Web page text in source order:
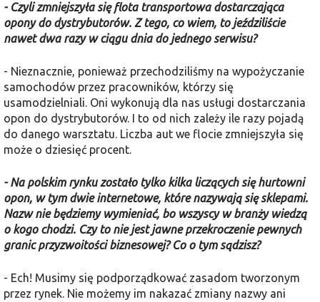
- Czyli zmniejszyła się flota transportowa dostarczająca
opony do dystrybutorów. Z tego, co wiem, to jeździliście
nawet dwa razy w ciągu dnia do jednego serwisu?
- Nieznacznie, ponieważ przechodziliśmy na wypożyczanie
samochodów przez pracowników, którzy się
usamodzielniali. Oni wykonują dla nas usługi dostarczania
opon do dystrybutorów. I to od nich zależy ile razy pojadą
do danego warsztatu. Liczba aut we flocie zmniejszyła się
może o dziesięć procent.
- Na polskim rynku zostało tylko kilka liczących się hurtowni
opon, w tym dwie internetowe, które nazywają się sklepami.
Nazw nie będziemy wymieniać, bo wszyscy w branży wiedzą
o kogo chodzi. Czy to nie jest jawne przekroczenie pewnych
granic przyzwoitości biznesowej? Co o tym sądzisz?
- Ech! Musimy się podporządkować zasadom tworzonym
przez rynek. Nie możemy im nakazać zmiany nazwy ani